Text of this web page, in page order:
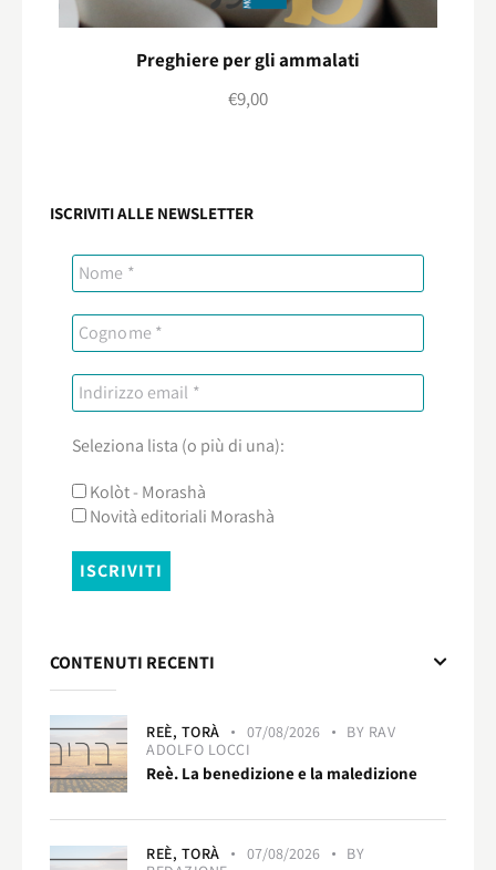
Preghiere per gli ammalati
€9,00
ISCRIVITI ALLE NEWSLETTER
Seleziona lista (o più di una):
Kolòt - Morashà
Novità editoriali Morashà
CONTENUTI RECENTI
REÈ, TORÀ 07/08/2026 BY RAV
ADOLFO LOCCI
Reè. La benedizione e la maledizione
REÈ, TORÀ 07/08/2026
BY